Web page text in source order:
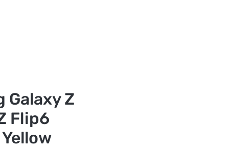
Galaxy Z
Flip6